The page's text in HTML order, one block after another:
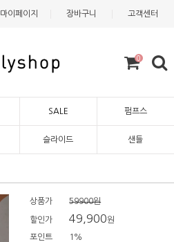
마이페이지 장바구니 고객센터
0
SALE 펌프스
슬라이드 샌들
상품가 59900원
할인가 49,900원
포인트 1%